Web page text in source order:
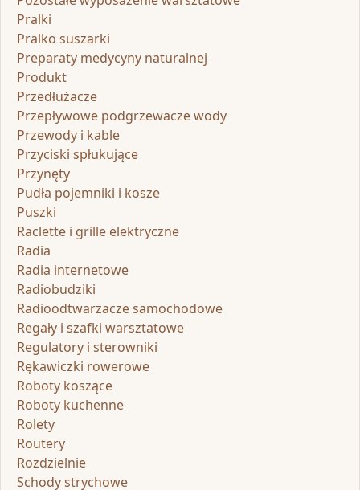
Pralki
Pralko suszarki
Preparaty medycyny naturalnej
Produkt
Przedłużacze
Przepływowe podgrzewacze wody
Przewody i kable
Przyciski spłukujące
Przynęty
Pudła pojemniki i kosze
Puszki
Raclette i grille elektryczne
Radia
Radia internetowe
Radiobudziki
Radioodtwarzacze samochodowe
Regały i szafki warsztatowe
Regulatory i sterowniki
Rękawiczki rowerowe
Roboty koszące
Roboty kuchenne
Rolety
Routery
Rozdzielnie
Schody strychowe